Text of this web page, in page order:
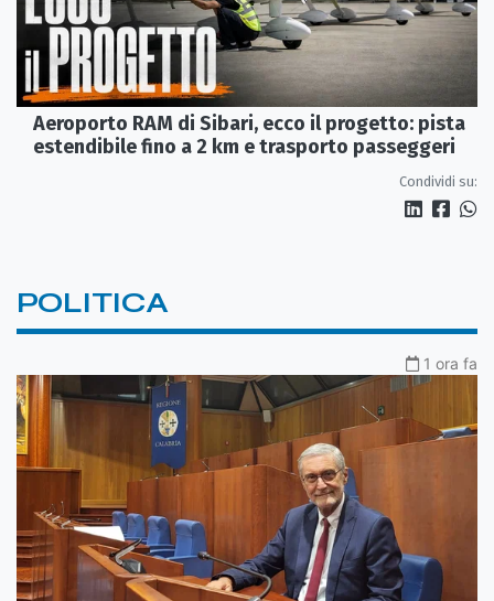
Aeroporto RAM di Sibari, ecco il progetto: pista
estendibile fino a 2 km e trasporto passeggeri
Condividi su:
POLITICA
1 ora fa